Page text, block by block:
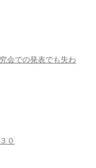
会での発表でも失わ
０